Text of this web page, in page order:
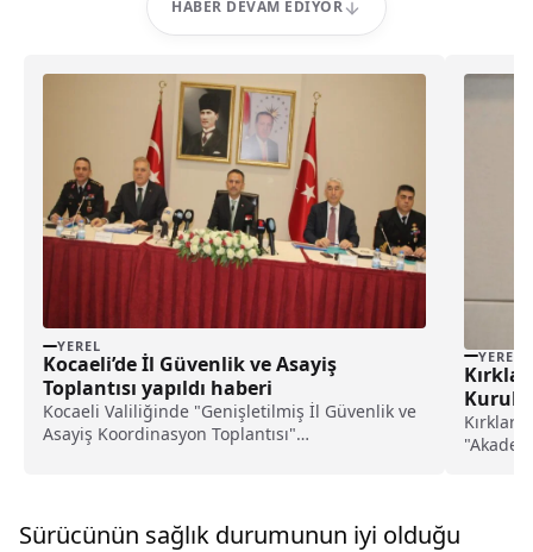
HABER DEVAM EDIYOR
YEREL
Kocaeli’de İl Güvenlik ve Asayiş
Toplantısı yapıldı haberi
Kocaeli Valiliğinde "Genişletilmiş İl Güvenlik ve
Asayiş Koordinasyon Toplantısı"
GBT kontrolleri, aran...
YEREL
Kurul
Sürücünün sağlık durumunun iyi olduğu